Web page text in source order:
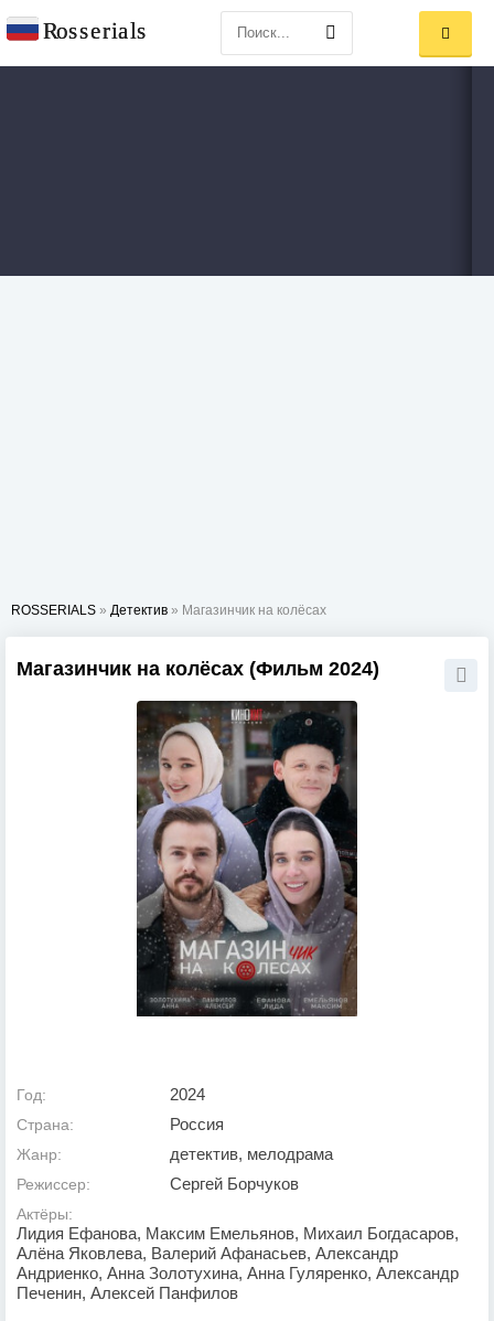
ROSSERIALS » Детектив » Магазинчик на колёсах
Магазинчик на колёсах (Фильм 2024)
Год: 2024
Страна: Россия
Жанр: детектив, мелодрама
Режиссер: Сергей Борчуков
Актёры:
Лидия Ефанова, Максим Емельянов, Михаил Богдасаров,
Алёна Яковлева, Валерий Афанасьев, Александр
Андриенко, Анна Золотухина, Анна Гуляренко, Александр
Печенин, Алексей Панфилов